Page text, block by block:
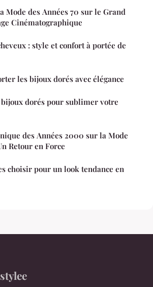
Mode des Années 70 sur le Grand
Cinématographique
: style et confort à portée de
les bijoux dorés avec élégance
bijoux dorés pour sublimer votre
des Années 2000 sur la Mode
Retour en Force
choisir pour un look tendance en